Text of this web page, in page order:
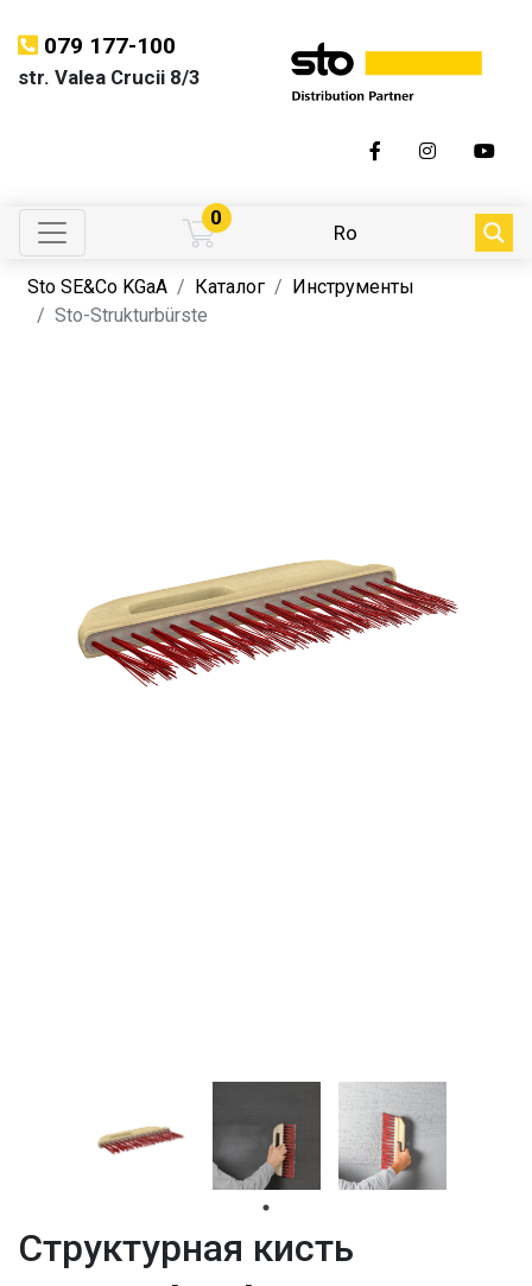
079 177-100
str. Valea Crucii 8/3
0
Ro
Sto SE&Co KGaA Каталог
Инструменты
Sto-Strukturbürste
Структурная кисть